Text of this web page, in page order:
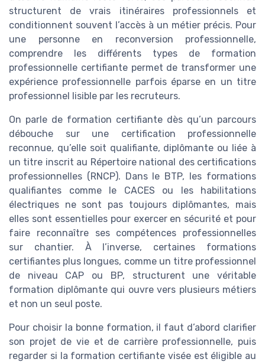
structurent de vrais itinéraires professionnels et
conditionnent souvent l’accès à un métier précis. Pour
une personne en reconversion professionnelle,
comprendre les différents types de formation
professionnelle certifiante permet de transformer une
expérience professionnelle parfois éparse en un titre
professionnel lisible par les recruteurs.
On parle de formation certifiante dès qu’un parcours
débouche sur une certification professionnelle
reconnue, qu’elle soit qualifiante, diplômante ou liée à
un titre inscrit au Répertoire national des certifications
professionnelles (RNCP). Dans le BTP, les formations
qualifiantes comme le CACES ou les habilitations
électriques ne sont pas toujours diplômantes, mais
elles sont essentielles pour exercer en sécurité et pour
faire reconnaître ses compétences professionnelles
sur chantier. À l’inverse, certaines formations
certifiantes plus longues, comme un titre professionnel
de niveau CAP ou BP, structurent une véritable
formation diplômante qui ouvre vers plusieurs métiers
et non un seul poste.
Pour choisir la bonne formation, il faut d’abord clarifier
son projet de vie et de carrière professionnelle, puis
regarder si la formation certifiante visée est éligible au